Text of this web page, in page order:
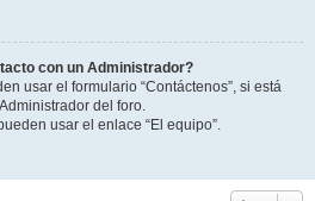
con un Administrador?
usar el formulario “Contáctenos”, si está
del foro.
usar el enlace “El equipo”.